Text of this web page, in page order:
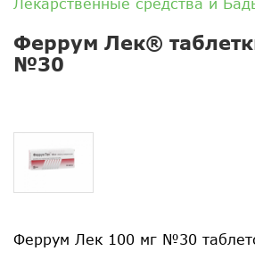
Феррум Лек®
№30
Феррум Лек 100 мг №30